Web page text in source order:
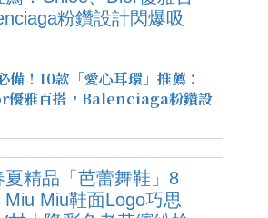
備！10款「愛心耳環」推薦：
雅百搭，Balenciaga粉鑽設